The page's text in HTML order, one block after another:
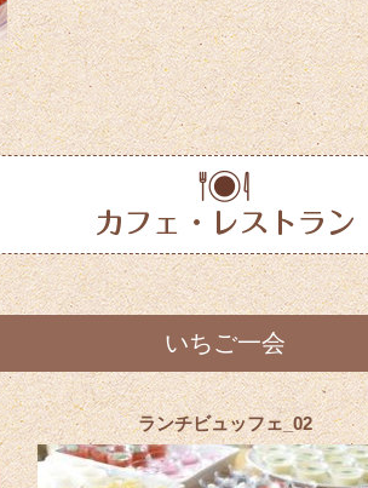
いちご一会
ランチビュッフェ_02